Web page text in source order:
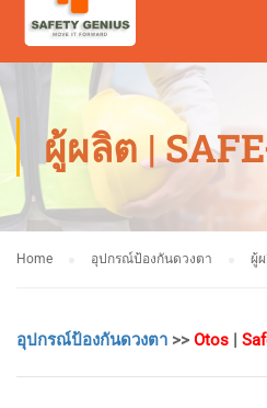
ผู้ผลิต |
Home อุปกรณ์ป้องกันดวงตา ผู้
อุปกรณ์ป้องกันดวงตา >> Otos |